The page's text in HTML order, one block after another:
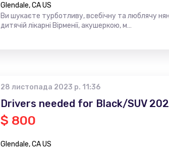
Glendale, CA US
Ви шукаєте турботливу, всебічну та люблячу
дитячій лікарні Вірменії, акушеркою, м…
28 листопада 2023 р. 11:36
Drivers needed for Black/SUV
$ 800
Glendale, CA US